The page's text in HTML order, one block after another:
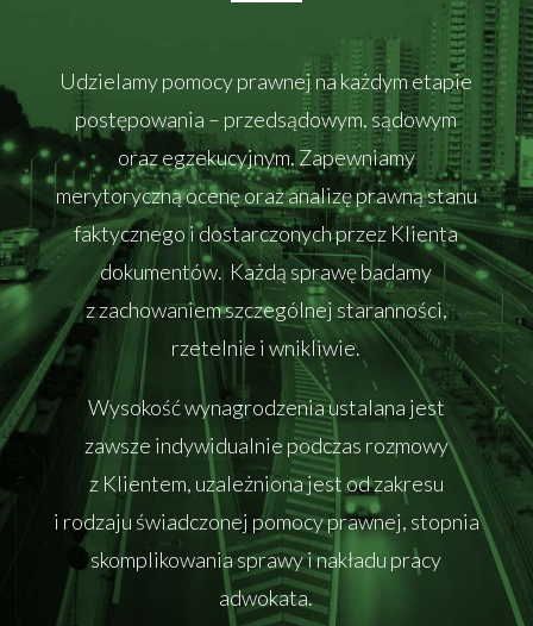
Udzielamy pomocy prawnej na każdym etapie
postępowania – przedsądowym, sądowym
oraz egzekucyjnym. Zapewniamy
merytoryczną ocenę oraz analizę prawną stanu
faktycznego i dostarczonych przez Klienta
dokumentów. Każdą sprawę badamy
z zachowaniem szczególnej staranności,
rzetelnie i wnikliwie.
Wysokość wynagrodzenia ustalana jest
zawsze indywidualnie podczas rozmowy
z Klientem, uzależniona jest od zakresu
i rodzaju świadczonej pomocy prawnej, stopnia
skomplikowania sprawy i nakładu pracy
adwokata.